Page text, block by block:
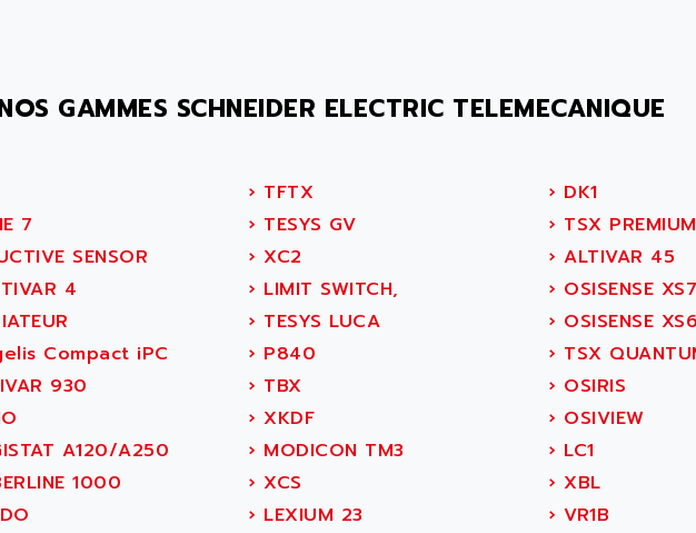
GAMMES SCHNEIDER ELECTRIC TELEMECANIQUE
› TFTX › DK1
7 › TESYS GV › TSX PREMIUM
SENSOR › XC2 › ALTIVAR 45
4 › LIMIT SWITCH, › OSISENSE XS7
› TESYS LUCA › OSISENSE XS6
Compact iPC › P840 › TSX
930 › TBX › OSIRIS
› XKDF › OSIVIEW
A120/A250 › MODICON TM3 › LC1
1000 › XCS › XBL
› LEXIUM 23 › VR1B